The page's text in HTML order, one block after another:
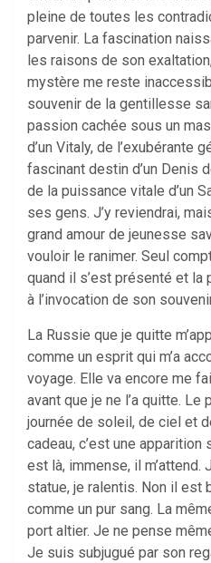
pleine de toutes les
parvenir. La fascination
les raisons de son
mystère me reste
souvenir de la gentillesse
passion cachée sous un
d’un Vitaly, de l’exubérante
fascinant destin d’un Denis
de la puissance vitale d’un
ses gens. J’y reviendrai,
grand amour de jeunesse
vouloir le ranimer. Seul
quand il s’est présenté et la
à l’invocation de son
La Russie que je quitte
comme un esprit qui m’a
voyage. Elle va encore me
avant que je ne l’a quitte.
journée de soleil, de ciel et
cadeau, c’est une apparition
est là, immense, il m’attend.
statue, je ralentis. Non il est
comme un pur sang. La
port altier. Je ne pense
Je suis subjugué par son